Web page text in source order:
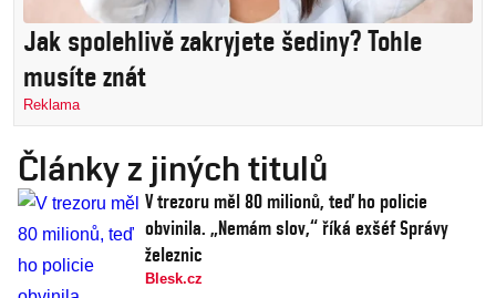
Jak spolehlivě zakryjete šediny? Tohle
musíte znát
Reklama
Články z jiných titulů
V trezoru měl 80 milionů, teď ho policie
obvinila. „Nemám slov,“ říká exšéf Správy
železnic
Blesk.cz